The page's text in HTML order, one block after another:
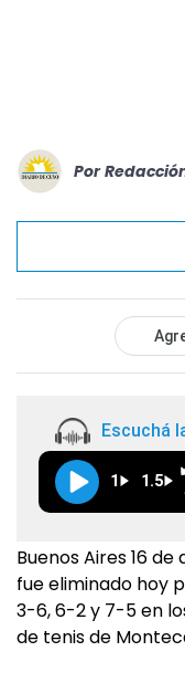
Por
Escuchá
1 1.5
Buenos Aires 16
fue eliminado hoy
3-6, 6-2 y 7-5 en
de tenis de